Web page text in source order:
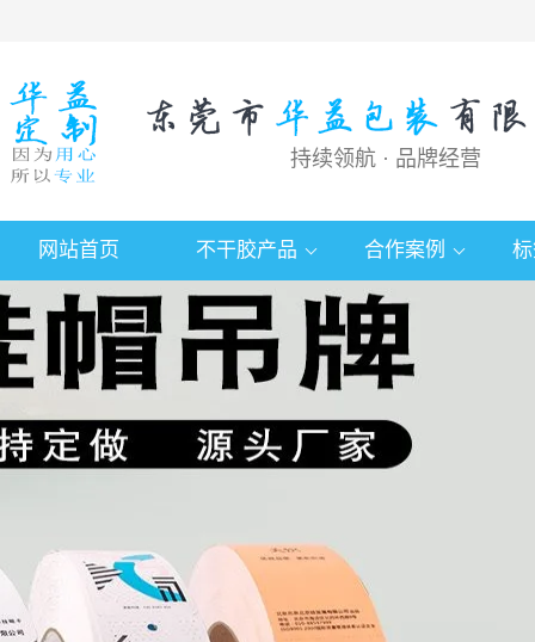
持续领航 · 品牌经营
网站首页 不干胶产品 合作案例